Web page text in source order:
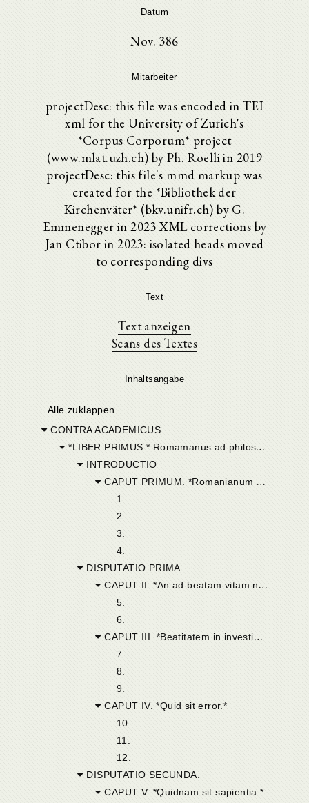
Datum
Nov. 386
Mitarbeiter
projectDesc: this file was encoded in TEI
xml for the University of Zurich's
*Corpus Corporum* project
(www.mlat.uzh.ch) by Ph. Roelli in 2019
projectDesc: this file's mmd markup was
created for the *Bibliothek der
Kirchenväter* (bkv.unifr.ch) by G.
Emmenegger in 2023 XML corrections by
Jan Ctibor in 2023: isolated heads moved
to corresponding divs
Text
Text anzeigen
Scans des Textes
Inhaltsangabe
Alle zuklappen
CONTRA ACADEMICUS
*LIBER PRIMUS.* Romamanus ad philosopmam incitatur prooemio libri hujus, in quo ejus filius Licentius cum Trygetio per tres disputationes congreditur. Ille pro Academicis beatam vitam ipsa inquisitione veri, hic contra nonnisi veri comprehensione constare propugnat. Venit in contentionem definitio erroris, necnon definitio sapientiae, quae luculenter explicatur.
INTRODUCTIO
CAPUT PRIMUM. *Romanianum ad veram philosophiam cohortatur.*
1.
2.
3.
4.
DISPUTATIO PRIMA.
CAPUT II. *An ad beatam vitam necessaria sit veri comprehensio, an sola ejus inquisitio.*
5.
6.
CAPUT III. *Beatitatem in investigatione veri sitam esse pro Academicis propugnatur.*
7.
8.
9.
CAPUT IV. *Quid sit error.*
10.
11.
12.
DISPUTATIO SECUNDA.
CAPUT V. *Quidnam sit sapientia.*